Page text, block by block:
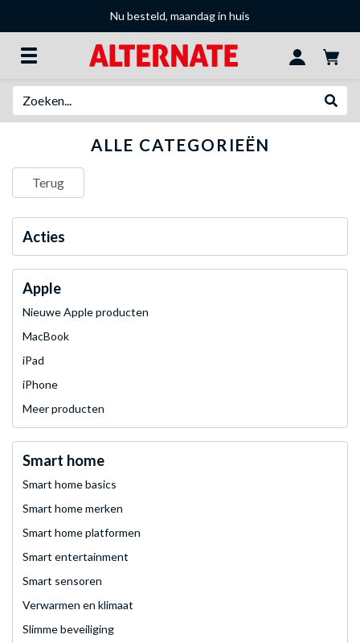
Nu besteld, maandag in huis
ALLE CATEGORIEËN
Terug
Acties
Apple
Nieuwe Apple producten
MacBook
iPad
iPhone
Meer producten
Smart home
Smart home basics
Smart home merken
Smart home platformen
Smart entertainment
Smart sensoren
Verwarmen en klimaat
Slimme beveiliging